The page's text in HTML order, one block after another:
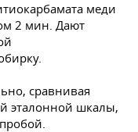
меди
2 мин. Дают
сравнивая
эталонной шкалы,